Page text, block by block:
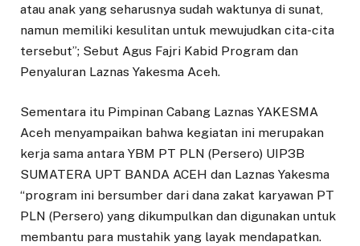
atau anak yang seharusnya sudah waktunya di sunat,
namun memiliki kesulitan untuk mewujudkan cita-cita
tersebut”; Sebut Agus Fajri Kabid Program dan
Penyaluran Laznas Yakesma Aceh.
Sementara itu Pimpinan Cabang Laznas YAKESMA
Aceh menyampaikan bahwa kegiatan ini merupakan
kerja sama antara YBM PT PLN (Persero) UIP3B
SUMATERA UPT BANDA ACEH dan Laznas Yakesma
“program ini bersumber dari dana zakat karyawan PT
PLN (Persero) yang dikumpulkan dan digunakan untuk
membantu para mustahik yang layak mendapatkan.